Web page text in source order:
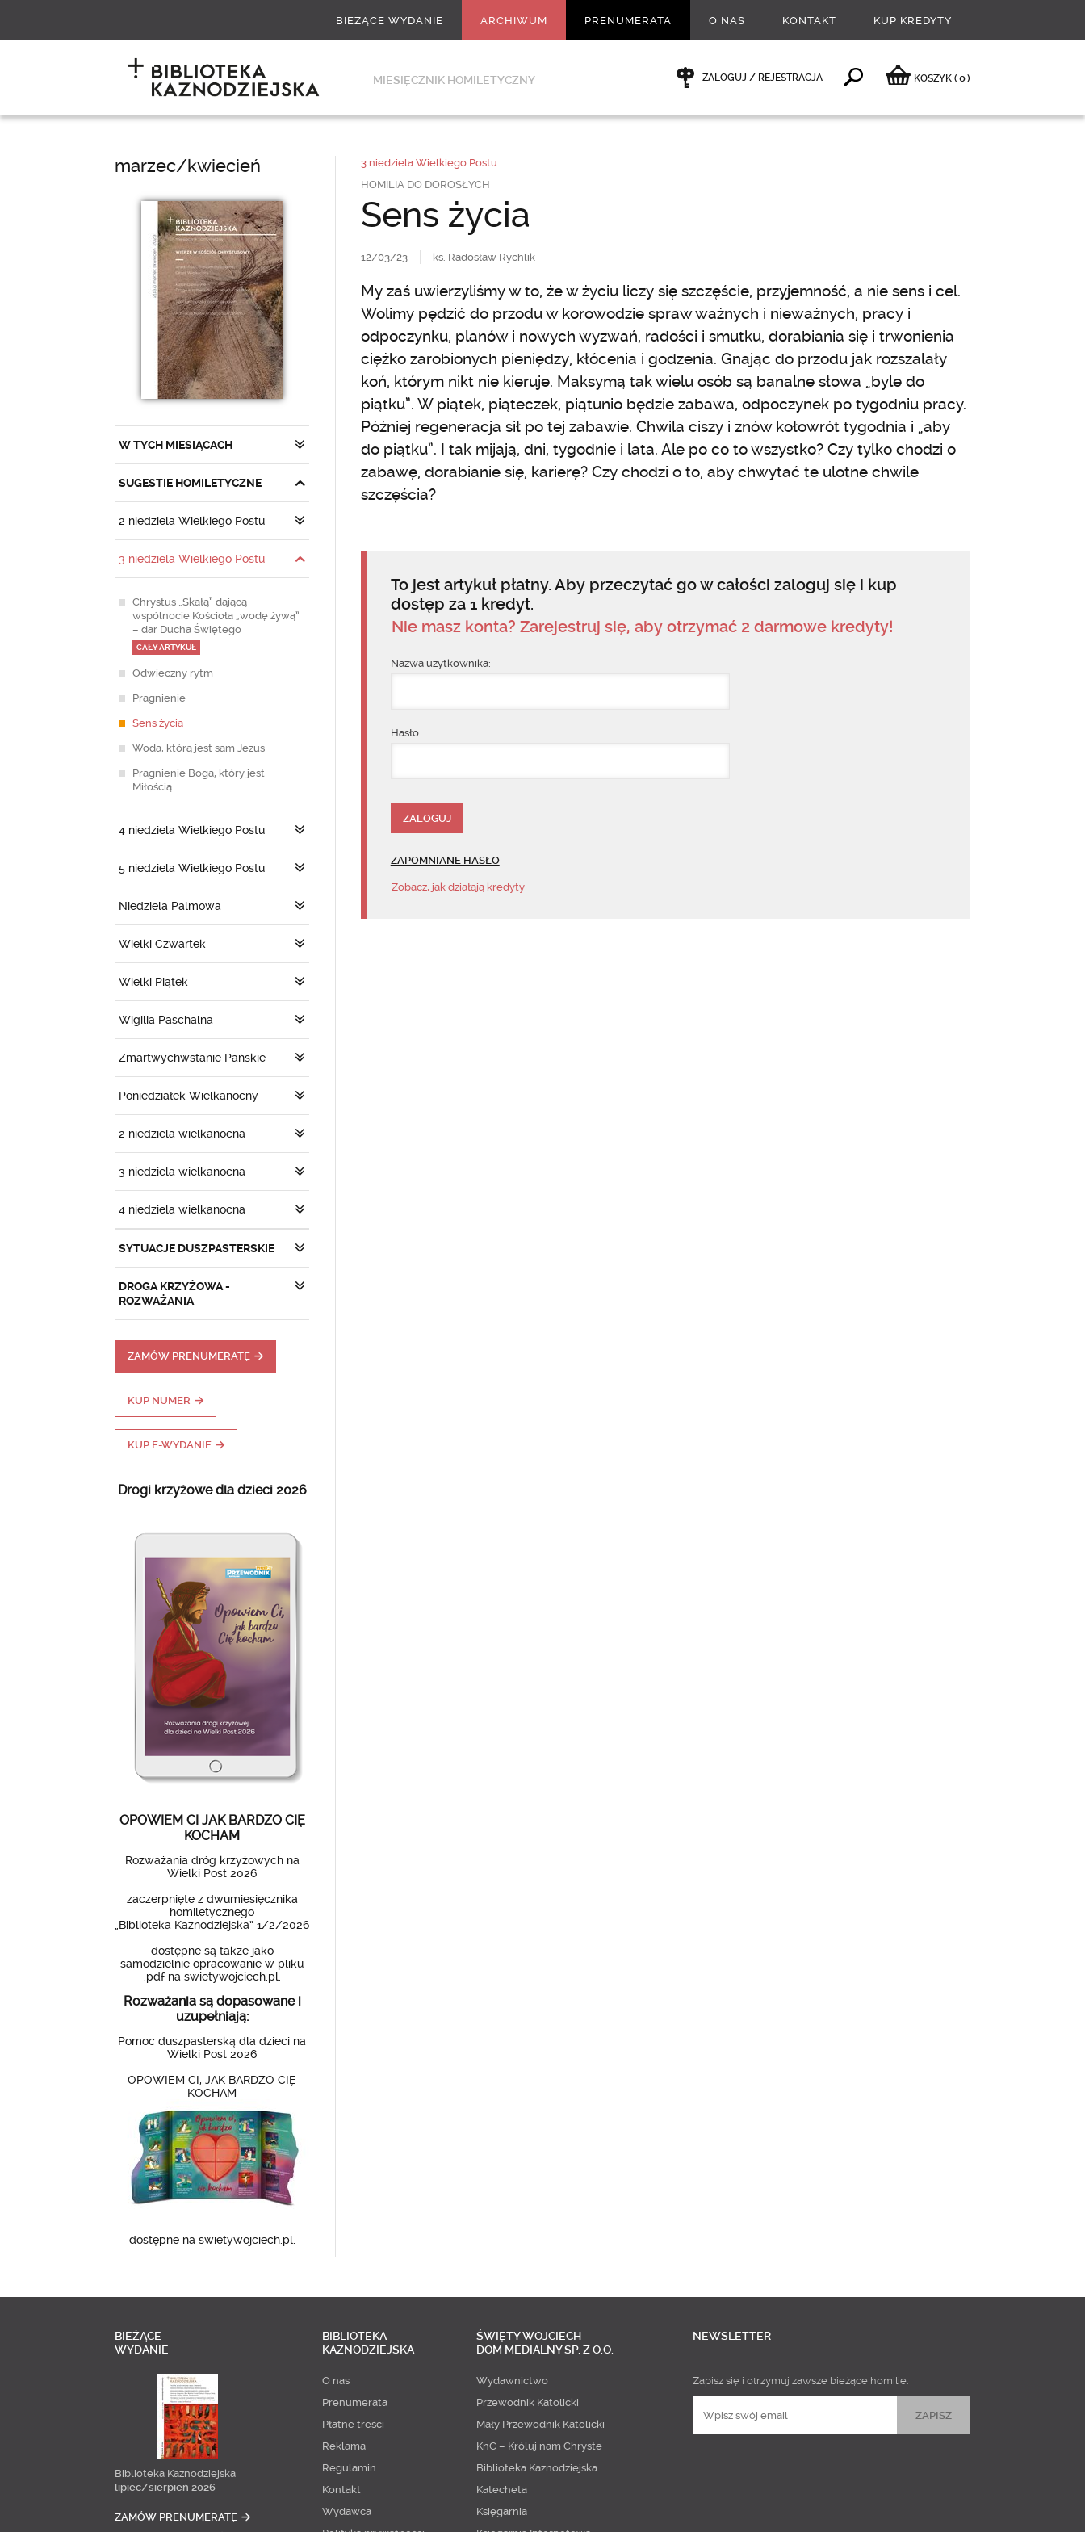
BIEŻĄCE WYDANIE ARCHIWUM PRENUMERATA O NAS KONTAKT KUP KREDYTY
MIESIĘCZNIK HOMILETYCZNY ZALOGUJ / REJESTRACJA KOSZYK ( 0)
marzec/kwiecień
W TYCH MIESIĄCACH
SUGESTIE HOMILETYCZNE
2 niedziela Wielkiego Postu
3 niedziela Wielkiego Postu
Chrystus „Skałą” dającą
wspólnocie Kościoła „wodę żywą”
– dar Ducha Świętego
CAŁY ARTYKUŁ
Odwieczny rytm
Pragnienie
Sens życia
Woda, którą jest sam Jezus
Pragnienie Boga, który jest
Miłością
4 niedziela Wielkiego Postu
5 niedziela Wielkiego Postu
Niedziela Palmowa
Wielki Czwartek
Wielki Piątek
Wigilia Paschalna
Zmartwychwstanie Pańskie
Poniedziałek Wielkanocny
2 niedziela wielkanocna
3 niedziela wielkanocna
4 niedziela wielkanocna
SYTUACJE DUSZPASTERSKIE
DROGA KRZYŻOWA -
ROZWAŻANIA
ZAMÓW PRENUMERATĘ
KUP NUMER
KUP E-WYDANIE
Drogi krzyżowe dla dzieci 2026
OPOWIEM CI JAK BARDZO CIĘ
KOCHAM
Rozważania dróg krzyżowych na
Wielki Post 2026
zaczerpnięte z dwumiesięcznika
homiletycznego
„Biblioteka Kaznodziejska” 1/2/2026
dostępne są także jako
samodzielnie opracowanie w pliku
.pdf na swietywojciech.pl.
Rozważania są dopasowane i
uzupełniają:
Pomoc duszpasterską dla dzieci na
Wielki Post 2026
OPOWIEM CI, JAK BARDZO CIĘ
KOCHAM
dostępne na swietywojciech.pl.
3 niedziela Wielkiego Postu
HOMILIA DO DOROSŁYCH
Sens życia
12/03/23 ks. Radosław Rychlik
My zaś uwierzyliśmy w to, że w życiu liczy się szczęście, przyjemność, a nie sens i cel.
Wolimy pędzić do przodu w korowodzie spraw ważnych i nieważnych, pracy i
odpoczynku, planów i nowych wyzwań, radości i smutku, dorabiania się i trwonienia
ciężko zarobionych pieniędzy, kłócenia i godzenia. Gnając do przodu jak rozszalały
koń, którym nikt nie kieruje. Maksymą tak wielu osób są banalne słowa „byle do
piątku”. W piątek, piąteczek, piątunio będzie zabawa, odpoczynek po tygodniu pracy.
Później regeneracja sił po tej zabawie. Chwila ciszy i znów kołowrót tygodnia i „aby
do piątku”. I tak mijają, dni, tygodnie i lata. Ale po co to wszystko? Czy tylko chodzi o
zabawę, dorabianie się, karierę? Czy chodzi o to, aby chwytać te ulotne chwile
szczęścia?
To jest artykuł płatny. Aby przeczytać go w całości zaloguj się i kup
dostęp za 1 kredyt.
Nie masz konta? Zarejestruj się, aby otrzymać 2 darmowe kredyty!
Nazwa użytkownika:
Hasło:
ZAPOMNIANE HASŁO
Zobacz, jak działają kredyty
BIEŻĄCE
WYDANIE
Biblioteka Kaznodziejska
lipiec/sierpień 2026
ZAMÓW PRENUMERATĘ
BIBLIOTEKA
KAZNODZIEJSKA
O nas
Prenumerata
Płatne treści
Reklama
Regulamin
Kontakt
Wydawca
ŚWIĘTY WOJCIECH
DOM MEDIALNY SP. Z O.O.
Wydawnictwo
Przewodnik Katolicki
Mały Przewodnik Katolicki
KnC – Króluj nam Chryste
Biblioteka Kaznodziejska
Katecheta
Księgarnia
NEWSLETTER
Zapisz się i otrzymuj zawsze bieżące homilie.